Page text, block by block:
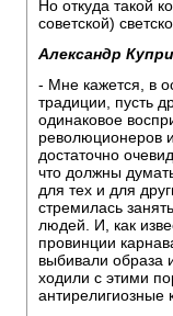
Но откуда такой
советской)
Александр
- Мне кажется, в
традиции, пусть
одинаковое
революционеров
достаточно
что должны
для тех и для
стремилась
людей. И, как
провинции
выбивали образа
ходили с этими
антирелигиозные